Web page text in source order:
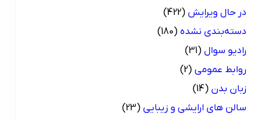
در حال ویرایش (422)
دسته‌بندی نشده (180)
رادیو سوال (31)
روابط عمومی (2)
زبان بدن (14)
سالن های ارایشی و زیبایی (23)